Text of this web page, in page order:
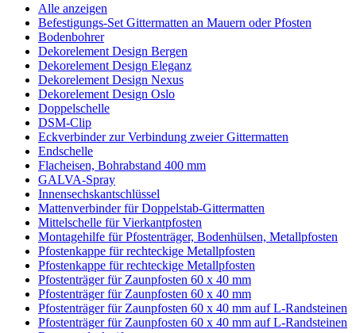
Alle anzeigen
Befestigungs-Set Gittermatten an Mauern oder Pfosten
Bodenbohrer
Dekorelement Design Bergen
Dekorelement Design Eleganz
Dekorelement Design Nexus
Dekorelement Design Oslo
Doppelschelle
DSM-Clip
Eckverbinder zur Verbindung zweier Gittermatten
Endschelle
Flacheisen, Bohrabstand 400 mm
GALVA-Spray
Innensechskantschlüssel
Mattenverbinder für Doppelstab-Gittermatten
Mittelschelle für Vierkantpfosten
Montagehilfe für Pfostenträger, Bodenhülsen, Metallpfosten
Pfostenkappe für rechteckige Metallpfosten
Pfostenkappe für rechteckige Metallpfosten
Pfostenträger für Zaunpfosten 60 x 40 mm
Pfostenträger für Zaunpfosten 60 x 40 mm
Pfostenträger für Zaunpfosten 60 x 40 mm auf L-Randsteinen
Pfostenträger für Zaunpfosten 60 x 40 mm auf L-Randsteinen